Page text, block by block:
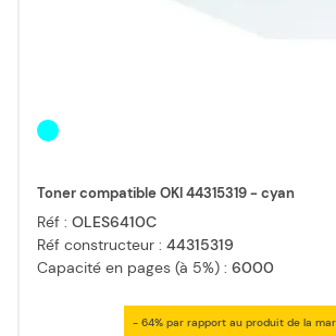
Toner compatible OKI 44315319 - cyan
Réf : OLES6410C
Réf constructeur : 44315319
Capacité en pages (à 5%) : 6000
- 64% par rapport au produit de la